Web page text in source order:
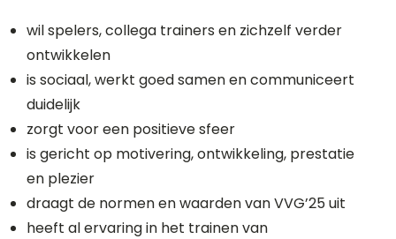
wil spelers, collega trainers en zichzelf verder
ontwikkelen
is sociaal, werkt goed samen en communiceert
duidelijk
zorgt voor een positieve sfeer
is gericht op motivering, ontwikkeling, prestatie
en plezier
draagt de normen en waarden van VVG’25 uit
heeft al ervaring in het trainen van